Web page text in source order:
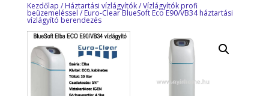
Kezdőlap / Háztartási vízlágyítók/Vízlágyítók profi
beüzemeléssel / Euro-Clear BlueSoft Eco E90/VB34 háztartási
vízlágyító berendezés